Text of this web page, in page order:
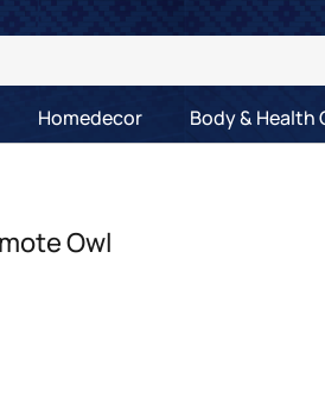
Homedecor Body & Health
Owl